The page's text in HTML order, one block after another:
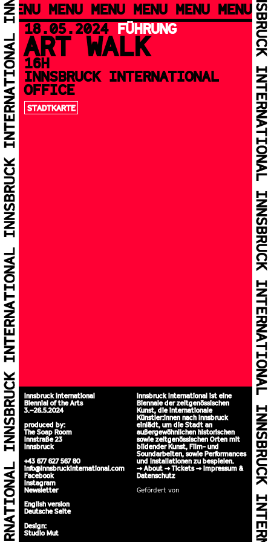
MENU MENU MENU MENU MENU MENU
18.05.2024 FÜHRUNG
ART WALK
16H
INNSBRUCK INTERNATIONAL
OFFICE
STADTKARTE
Innsbruck International
Biennial of the Arts
3.–26.5.2024
produced by:
The Soap Room
Innstraße 23
Innsbruck
+43 677 627 567 80
info@innsbruckinternational.com
Facebook
Instagram
Newsletter
English version
Deutsche Seite
Design:
Studio Mut
Innsbruck International ist eine
Biennale der zeitgenössischen
Kunst, die internationale
Künstler:innen nach Innsbruck
einlädt, um die Stadt an
außergewöhnlichen historischen
sowie zeitgenössischen Orten mit
bildender Kunst, Film- und
Soundarbeiten, sowie Performances
und Installationen zu bespielen.
>>About >>Tickets>>Impressum &
Datenschutz
Gefördert von